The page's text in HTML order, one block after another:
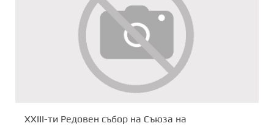
XXIII-ти Редовен събор на Съюза на